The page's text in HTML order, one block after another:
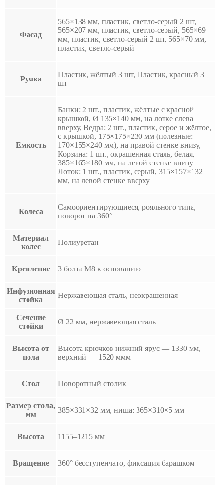
Фасад
565×138 мм, пластик, светло-серый 2 шт,
565×207 мм, пластик, светло-серый, 565×69
мм, пластик, светло-серый 2 шт, 565×70 мм,
пластик, светло-серый
Ручка
Пластик, жёлтый 3 шт, Пластик, красный 3
шт
Емкость
Банки: 2 шт., пластик, жёлтые с красной
крышкой, Ø 135×140 мм, на лотке слева
вверху, Ведра: 2 шт., пластик, серое и жёлтое,
с крышкой, 175×175×230 мм (полезные:
170×155×240 мм), на правой стенке внизу,
Корзина: 1 шт., окрашенная сталь, белая,
385×165×180 мм, на левой стенке внизу,
Лоток: 1 шт., пластик, серый, 315×157×132
мм, на левой стенке вверху
Колеса
Самоориентирующиеся, рояльного типа,
поворот на 360°
Материал
колес
Полиуретан
Крепление 3 болта М8 к основанию
Инфузионная
стойка
Нержавеющая сталь, неокрашенная
Сечение
стойки
Ø 22 мм, нержавеющая сталь
Высота от
пола
Высота крючков нижний ярус — 1330 мм,
верхний — 1520 ммм
Стол Поворотный столик
Размер стола,
мм
385×331×32 мм, ниша: 365×310×5 мм
Высота 1155–1215 мм
Вращение 360° бесступенчато, фиксация барашком